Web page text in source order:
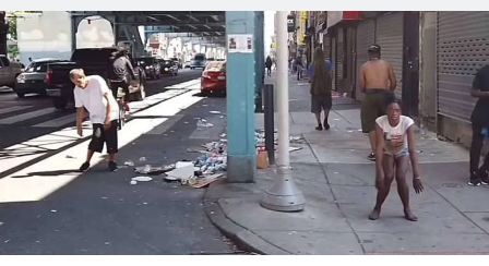
faro
di
Torino
santo
universale